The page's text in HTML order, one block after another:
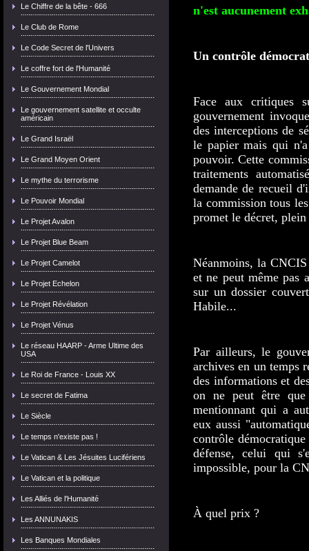
Le Chiffre de la bête - 666
Le Club de Rome
Le Code Secret de l'Univers
Le coffre fort de l'Humanité
Le Gouvernement Mondial
Le gouvernement satellite et occulte
américain
Le Grand Israël
Le Grand Moyen Orient
Le mythe du terrorisme
Le Pouvoir Mondial
Le Projet Avalon
Le Projet Blue Beam
Le Projet Camelot
Le Projet Echelon
Le Projet Révélation
Le Projet Vénus
Le réseau HAARP - Arme Ultime des
USA
Le Roi de France - Louis XX
Le secret de Fatima
Le Siècle
Le temps n'existe pas !
Le Vatican & Les Jésuites Lucifériens
Le Vatican et la politique
Les Alliés de l'Humanité
Les ANNUNAKIS
Les Banques Mondiales
n'est aucunement
Un contrôle
Face aux critiques
gouvernement
des interceptions de
le papier mais qui
pouvoir. Cette
traitements
demande de recueil
la commission tous
promet le décret,
Néanmoins, la
et ne peut même pas
sur un dossier
Habile...
Par ailleurs, le
archives en un temps
des informations et
on ne peut être
mentionnant qui a
eux aussi
contrôle
défense, celui qui
impossible, pour la
À quel prix ?